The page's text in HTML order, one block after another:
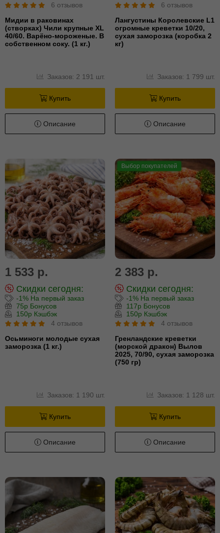
6 отзывов
Мидии в раковинах
(створках) Чили крупные XL
40/60. Варёно-мороженые. В
собственном соку. (1 кг.)
Заказов: 2 191 шт.
Купить
Описание
6 отзывов
Лангустины Королевские L1
огромные креветки 10/20,
сухая заморозка (коробка 2
кг)
Заказов: 1 799 шт.
Купить
Описание
1 533 р.
Скидки сегодня:
-1% На первый заказ
75р Бонусов
150р Кэшбэк
4 отзывов
Осьминоги молодые сухая
заморозка (1 кг.)
Заказов: 1 190 шт.
Купить
Описание
Выбор покупателей
2 383 р.
Скидки сегодня:
-1% На первый заказ
117р Бонусов
150р Кэшбэк
4 отзывов
Гренландские креветки
(морской дракон) Вылов
2025, 70/90, сухая заморозка
(750 гр)
Заказов: 1 128 шт.
Купить
Описание